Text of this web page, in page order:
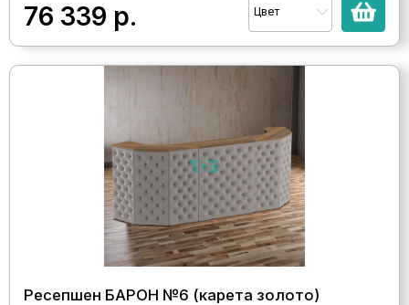
76 339 р. Цвет
Ресепшен БАРОН №6 (карета золото)